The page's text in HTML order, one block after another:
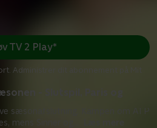
- Slutspil, Paris og
sæsonafslutning. Kampen om ATP
mens Sinner og
TV 2 Play*
Administrer dit abonnement på Mit